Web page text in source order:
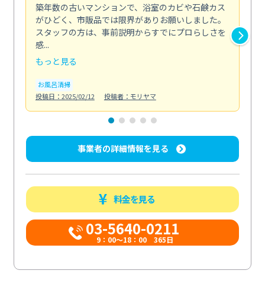
築年数の古いマンションで、浴室のカビや石鹸カス
がひどく、市販品では限界がありお願いしました。
スタッフの方は、事前説明からすでにプロらしさを
感...
もっと見る
お風呂清掃
投稿日：2025/02/12
投稿者：モリヤマ
事業者の詳細情報を見る
料金を見る
03-5640-0211
9：00～18：00 365日